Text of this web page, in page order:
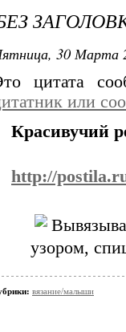
30 Марта
цитата
или
Красивучий
http://
узором,
вязание/малыши